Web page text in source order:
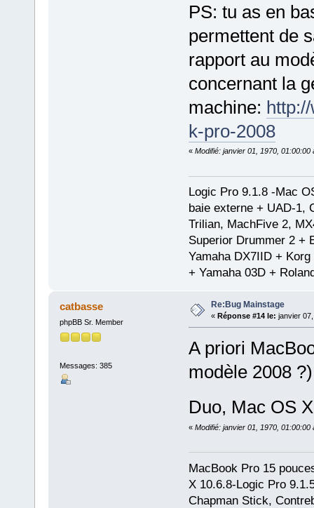
PS: tu as en
permettent de
rapport au
concernant la
machine:
k-pro-2008
« Modifié: janvier 01, 1970, 01:00:00
Logic Pro 9.1.8 -Mac
baie externe + UAD-1,
Trilian, MachFive 2,
Superior Drummer 2 +
Yamaha DX7IID +
+ Yamaha 03D +
catbasse
phpBB Sr. Member
Messages: 385
Re:Bug Mainstage
« Réponse #14 le: janvier
A priori
modèle 2008
Duo, Mac OS
« Modifié: janvier 01, 1970, 01:00:00
MacBook Pro 15
X 10.6.8-Logic Pro
Chapman Stick,